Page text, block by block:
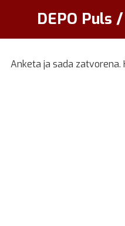
DEPO Puls
Anketa ja sada zatvorena.